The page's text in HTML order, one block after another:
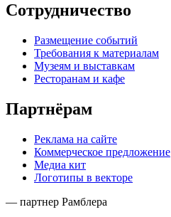
Сотрудничество
Размещение событий
Требования к материалам
Музеям и выставкам
Ресторанам и кафе
Партнёрам
Реклама на сайте
Коммерческое предложение
Медиа кит
Логотипы в векторе
— партнер Рамблера